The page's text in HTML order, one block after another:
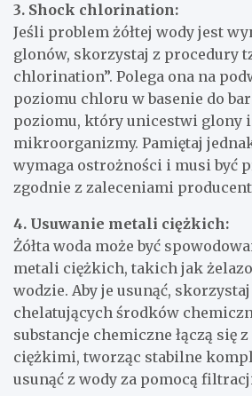
3. Shock chlorination:
Jeśli problem żółtej wody jest
glonów, skorzystaj z procedury
chlorination”. Polega ona na
poziomu chloru w basenie do
poziomu, który unicestwi glony
mikroorganizmy. Pamiętaj
wymaga ostrożności i musi być
zgodnie z zaleceniami
4. Usuwanie metali ciężkich:
Żółta woda może być
metali ciężkich, takich jak
wodzie. Aby je usunąć,
chelatujących środków
substancje chemiczne łączą się
ciężkimi, tworząc stabilne
usunąć z wody za pomocą